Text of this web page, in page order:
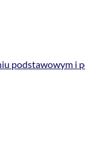
podstawowym i